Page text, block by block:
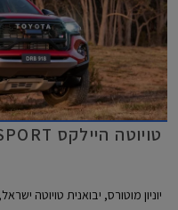
טויוטה היילקס GR SPORT מושק בישראל